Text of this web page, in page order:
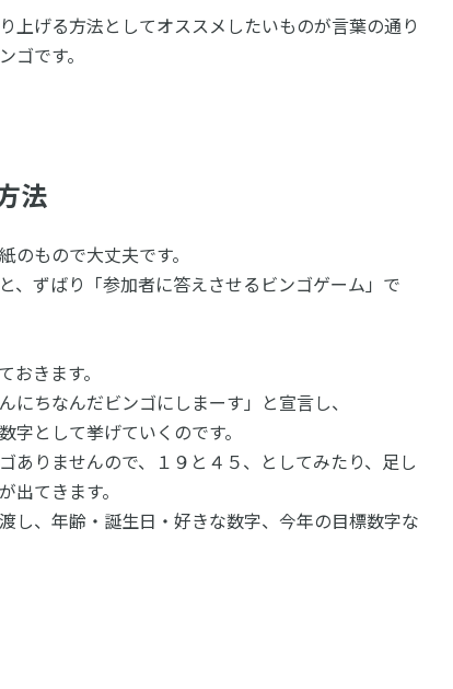
上げる方法としてオススメしたいものが言葉の通り
ゴです。
法
のもので大丈夫です。
、ずばり「参加者に答えさせるビンゴゲーム」で
きます。
にちなんだビンゴにしまーす」と宣言し、
として挙げていくのです。
ありませんので、１９と４５、としてみたり、足し
出てきます。
し、年齢・誕生日・好きな数字、今年の目標数字な